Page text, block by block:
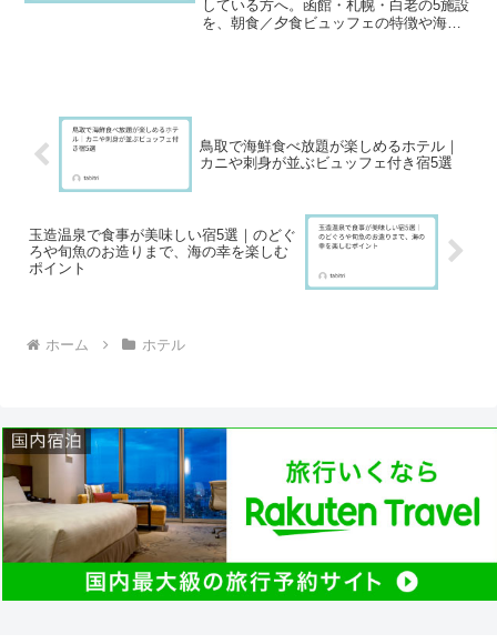
している方へ。函館・札幌・白老の5施設
を、朝食／夕食ビュッフェの特徴や海鮮
鳥取で海鮮食べ放題が楽しめるホテル｜
カニや刺身が並ぶビュッフェ付き宿5選
玉造温泉で食事が美味しい宿5選｜のどぐ
ろや旬魚のお造りまで、海の幸を楽しむ
ポイント
ホーム ホテル